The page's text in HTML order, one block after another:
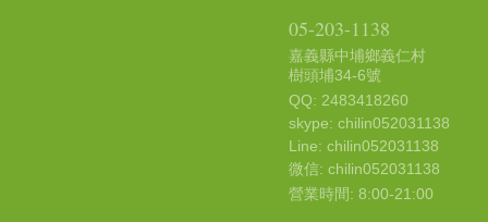
05-203-1138
嘉義縣中埔鄉義仁村
樹頭埔34-6號
QQ: 2483418260
skype: chilin052031138
Line: chilin052031138
微信: chilin052031138
營業時間: 8:00-21:00